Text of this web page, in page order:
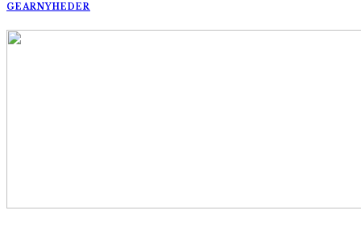
GEARNYHEDER